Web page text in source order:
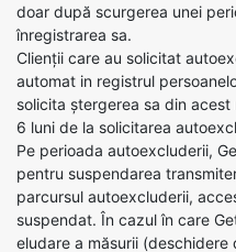
doar după scurgerea unei
înregistrarea sa.
Clienții care au solicitat
automat in registrul
solicita ștergerea sa din
6 luni de la solicitarea
Pe perioada autoexcluderii,
pentru suspendarea
parcursul autoexcluderii,
suspendat. În cazul în care
eludare a măsurii